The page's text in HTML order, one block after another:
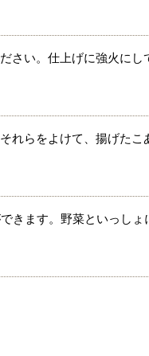
さい。仕上げに強火に
れらをよけて、揚げた
きます。野菜といっしょ